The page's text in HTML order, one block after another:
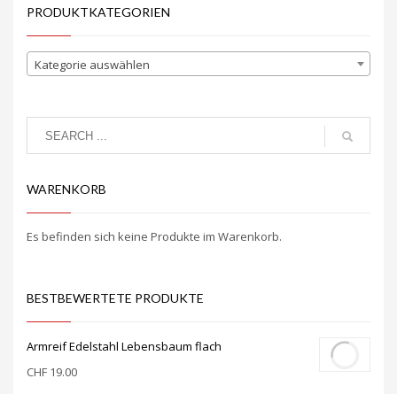
PRODUKTKATEGORIEN
Kategorie auswählen
WARENKORB
Es befinden sich keine Produkte im Warenkorb.
BESTBEWERTETE PRODUKTE
Armreif Edelstahl Lebensbaum flach
CHF 19.00